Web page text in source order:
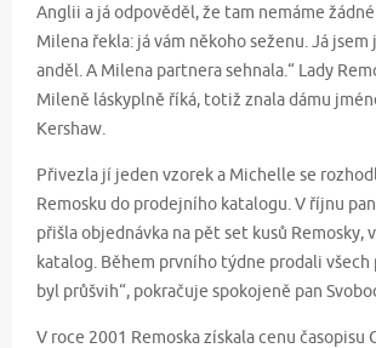
Anglii a já odpověděl, že tam nemáme
Milena řekla: já vám někoho seženu. Já
anděl. A Milena partnera sehnala.“ Lady
Mileně láskyplně říká, totiž znala dámu
Kershaw.
Přivezla jí jeden vzorek a Michelle se
Remosku do prodejního katalogu. V říjnu
přišla objednávka na pět set kusů Remosky,
katalog. Během prvního týdne prodali všech
byl průšvih“, pokračuje spokojeně pan
V roce 2001 Remoska získala cenu časopisu